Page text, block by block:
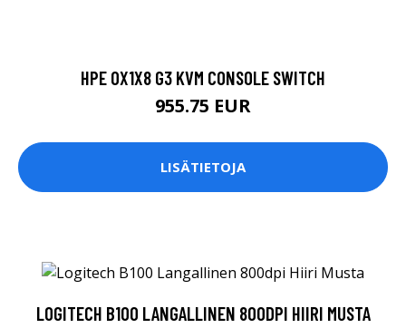
HPE 0X1X8 G3 KVM CONSOLE SWITCH
955.75 EUR
LISÄTIETOJA
LOGITECH B100 LANGALLINEN 800DPI HIIRI MUSTA